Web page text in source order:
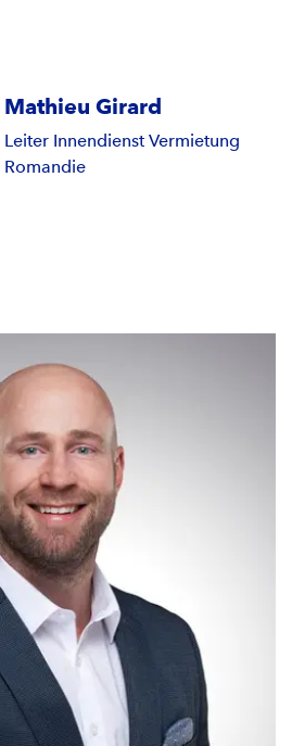
Mathieu Girard
Leiter Innendienst Vermietung
Romandie